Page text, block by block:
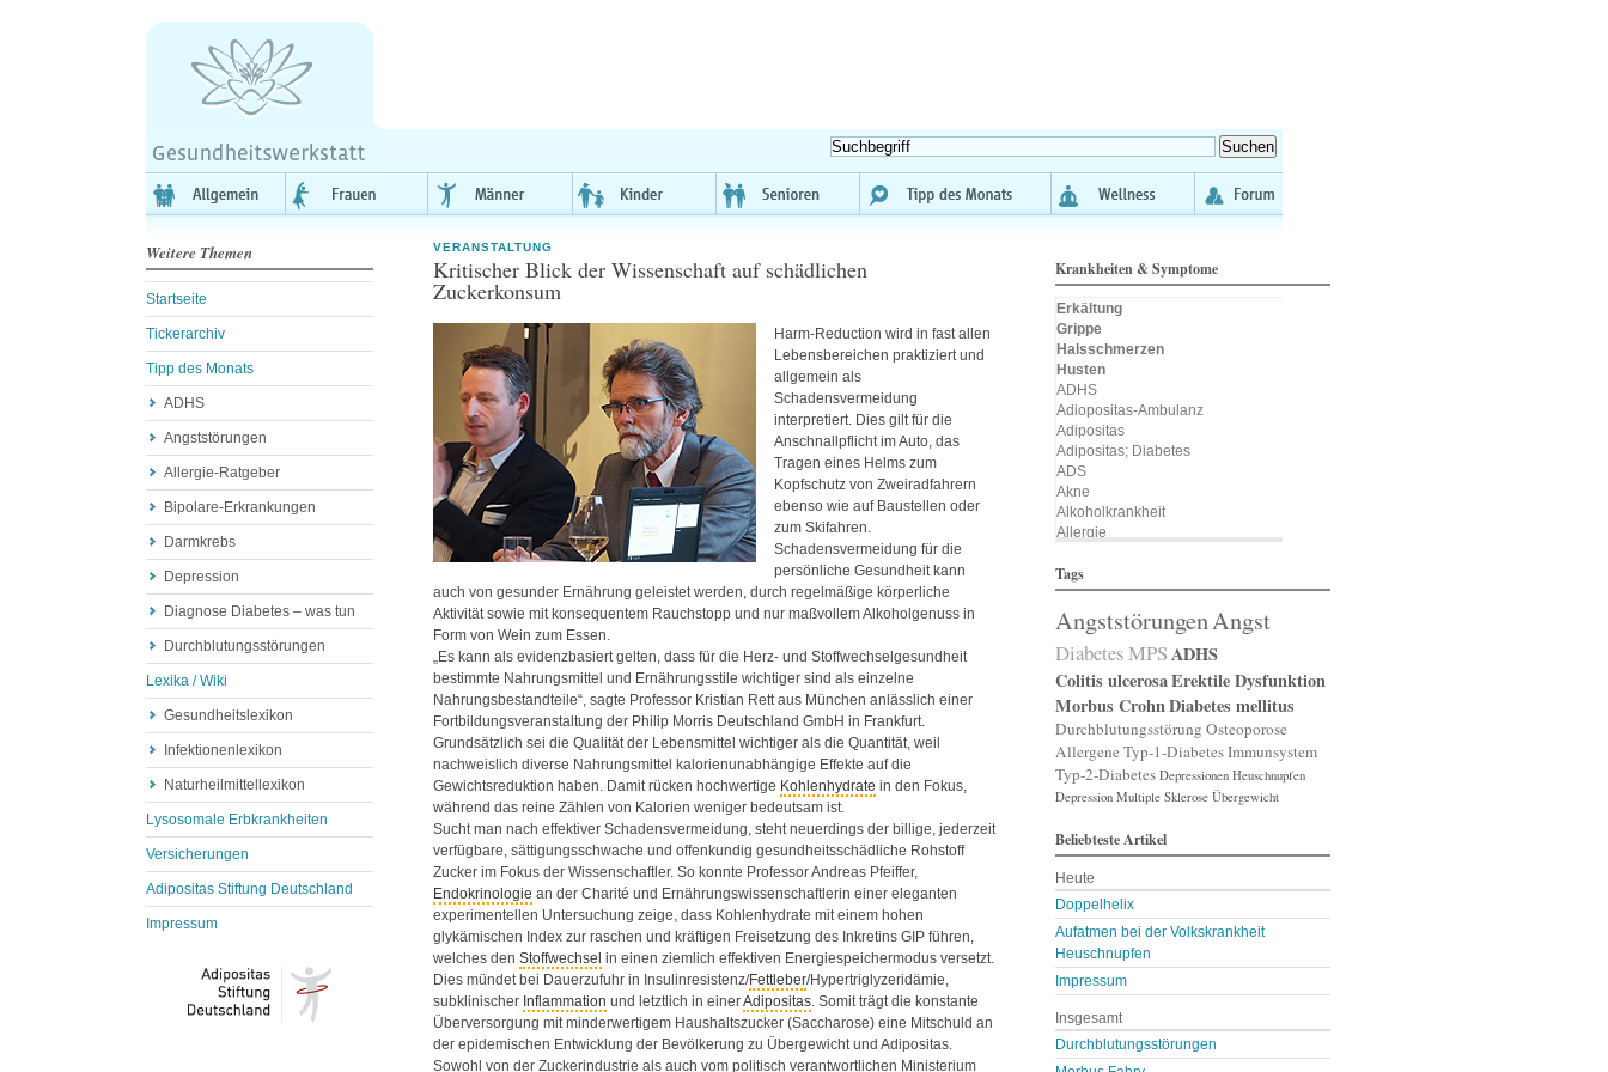
Weitere Themen
Startseite
Tickerarchiv
Tipp des Monats
ADHS
Angststörungen
Allergie-Ratgeber
Bipolare-Erkrankungen
Darmkrebs
Depression
Diagnose Diabetes – was tun
Durchblutungsstörungen
Lexika / Wiki
Gesundheitslexikon
Infektionenlexikon
Naturheilmittellexikon
Lysosomale Erbkrankheiten
Versicherungen
Adipositas Stiftung Deutschland
Impressum
VERANSTALTUNG
Kritischer Blick der Wissenschaft auf schädlichen
Zuckerkonsum
Harm-Reduction wird in fast allen
Lebensbereichen praktiziert und
allgemein als
Schadensvermeidung
interpretiert. Dies gilt für die
Anschnallpflicht im Auto, das
Tragen eines Helms zum
Kopfschutz von Zweiradfahrern
ebenso wie auf Baustellen oder
zum Skifahren.
Schadensvermeidung für die
persönliche Gesundheit kann
auch von gesunder Ernährung geleistet werden, durch regelmäßige körperliche
Aktivität sowie mit konsequentem Rauchstopp und nur maßvollem Alkoholgenuss in
Form von Wein zum Essen.
„Es kann als evidenzbasiert gelten, dass für die Herz- und Stoffwechselgesundheit
bestimmte Nahrungsmittel und Ernährungsstile wichtiger sind als einzelne
Nahrungsbestandteile“, sagte Professor Kristian Rett aus München anlässlich einer
Fortbildungsveranstaltung der Philip Morris Deutschland GmbH in Frankfurt.
Grundsätzlich sei die Qualität der Lebensmittel wichtiger als die Quantität, weil
nachweislich diverse Nahrungsmittel kalorienunabhängige Effekte auf die
Gewichtsreduktion haben. Damit rücken hochwertige Kohlenhydrate in den Fokus,
während das reine Zählen von Kalorien weniger bedeutsam ist.
Sucht man nach effektiver Schadensvermeidung, steht neuerdings der billige, jederzeit
verfügbare, sättigungsschwache und offenkundig gesundheitsschädliche Rohstoff
Zucker im Fokus der Wissenschaftler. So konnte Professor Andreas Pfeiffer,
Endokrinologie an der Charité und Ernährungswissenschaftlerin einer eleganten
experimentellen Untersuchung zeige, dass Kohlenhydrate mit einem hohen
glykämischen Index zur raschen und kräftigen Freisetzung des Inkretins GIP führen,
welches den Stoffwechsel in einen ziemlich effektiven Energiespeichermodus versetzt.
Dies mündet bei Dauerzufuhr in Insulinresistenz/Fettleber/Hypertriglyzeridämie,
subklinischer Inflammation und letztlich in einerAdipositas. Somit trägt die konstante
Überversorgung mit minderwertigem Haushaltszucker (Saccharose) eine Mitschuld an
der epidemischen Entwicklung der Bevölkerung zu Übergewicht und Adipositas.
Sowohl von der Zuckerindustrie als auch vom politisch verantwortlichen Ministerium
Krankheiten & Symptome
Erkältung
Grippe
Halsschmerzen
Husten
ADHS
Adiopositas-Ambulanz
Adipositas
Adipositas; Diabetes
ADS
Akne
Alkoholkrankheit
Allergie
Allergischer Schnupfen
Alzheimer
Amputation
Angst
Angststörung
Angststörungen
App
Arterienverengung
Arteriosklerose
Arthritis
Arthrose
Asthma
Augenerkrankungen
Autismus
Bakterien
Bakterienansiedlung
Ballast-Stoffe
Bauchschmerzen
Biomarker
Blähungen
Blasen- oder Lungenent …
Blasenschwäche
Blutdruck
Tags
AngststörungenAngst
DiabetesMPSADHS
Colitis ulcerosaErektile Dysfunktion
Morbus CrohnDiabetes mellitus
Durchblutungsstörung Osteoporose
Allergene Typ-1-DiabetesImmunsystem
Typ-2-Diabetes Depressionen Heuschnupfen
Depression Multiple Sklerose Übergewicht
Beliebteste Artikel
Heute
Doppelhelix
Aufatmen bei der Volkskrankheit
Heuschnupfen
Impressum
Insgesamt
Durchblutungsstörungen